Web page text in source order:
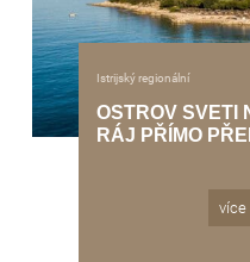
Istrijský regionální
OSTROV SVETI
RÁJ PŘÍMO
více